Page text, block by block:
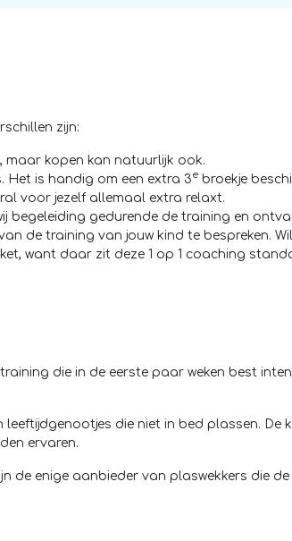
zijn:
maar kopen kan natuurlijk ook.
Het is handig om een extra 3e broekje
voor jezelf allemaal extra relaxt.
begeleiding gedurende de training en
training van jouw kind te bespreken.
want daar zit deze 1 op 1 coaching
die in de eerste paar weken best
die niet in bed plassen.
ervaren.
de enige aanbieder van plaswekkers die